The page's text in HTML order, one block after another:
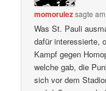
momorulezsagte
Was St. Pauli
dafür interessierte,
Kampf gegen
welche gab, die
sich vor dem